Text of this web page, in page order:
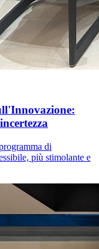
di
più stimolante e